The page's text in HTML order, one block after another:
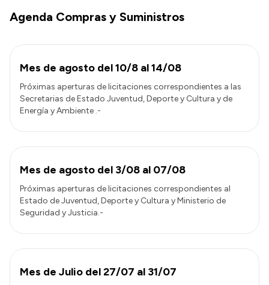
Agenda Compras y Suministros
Mes de agosto del 10/8 al 14/08
Próximas aperturas de licitaciones correspondientes a las
Secretarias de Estado Juventud, Deporte y Cultura y de
Energía y Ambiente .-
Mes de agosto del 3/08 al 07/08
Próximas aperturas de licitaciones correspondientes al
Estado de Juventud, Deporte y Cultura y Ministerio de
Seguridad y Justicia.-
Mes de Julio del 27/07 al 31/07